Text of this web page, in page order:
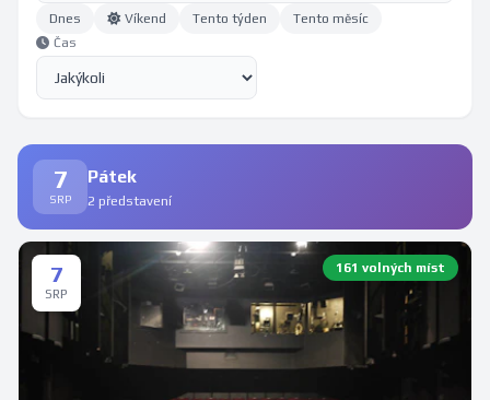
Dnes Víkend Tento týden
Tento měsíc
Čas
7
SRP
Pátek
2 představení
7
SRP
161 volných míst